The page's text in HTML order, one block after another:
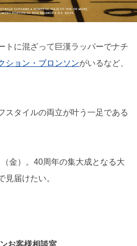
トに混ざって巨漢ラッパーでナチ
ション・ブロンソンがいるなど、
スタイルの両立が叶う一足である
金）。40周年の集大成となる大
見届けたい。
お客様相談室